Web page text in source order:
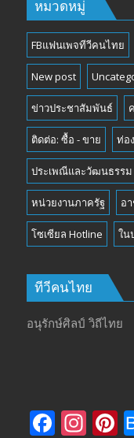
หมวดหมู่
FBแฟนเพจทีวีคนไทย
New post
ข่าวประชาสัมพันธ์
ติดต่อ: ซื้อ - ขาย ท่อ
ประเพณีและวัฒนธรรม
หน่วยงานภาครัฐ อ
โซเซียล Hotline ใน
ทีวีคนไทย
อนุรักษ์ศิลป์ วิถีไทย
F In